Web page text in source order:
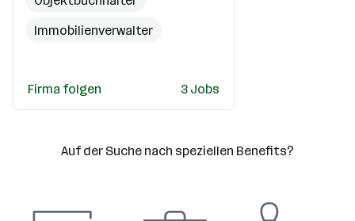
Immobilienverwalter
Assistent
Firma folgen 3 Jobs
Auf der Suche nach speziellen Benefits?